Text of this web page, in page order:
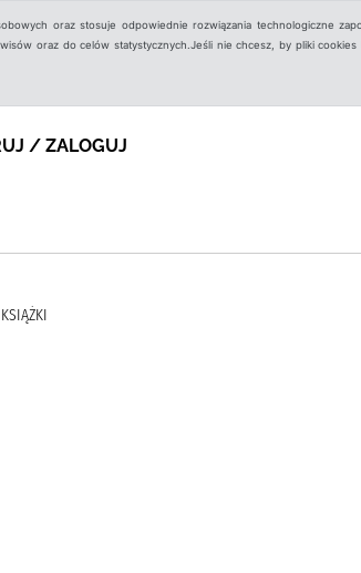
oraz stosuje odpowiednie rozwiązania technologiczne
oraz do celów statystycznych.Jeśli nie chcesz, by pliki cookies
/ ZALOGUJ